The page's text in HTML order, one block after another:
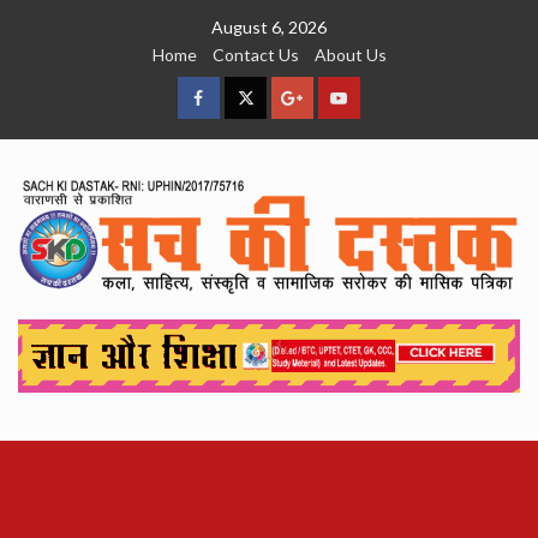
August 6, 2026
Home
Contact Us About Us
facebookTwitterGoogleYouTube